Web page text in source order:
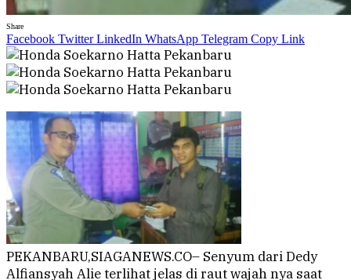
Share
Facebook Twitter LinkedIn WhatsApp Telegram Copy Link
PEKANBARU,SIAGANEWS.CO– Senyum dari Dedy
Alfiansyah Alie terlihat jelas di raut wajah nya saat